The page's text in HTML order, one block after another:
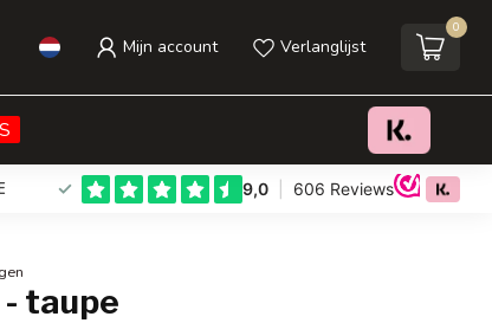
Mijn account Verlanglijst
0
Toevoegen aan winkelwagen
taupe